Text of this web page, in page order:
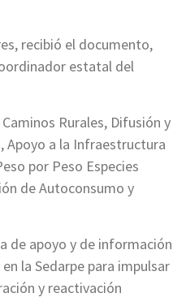
recibió el documento,
estatal del
Rurales, Difusión y
Apoyo a la Infraestructura
por Peso Especies
de Autoconsumo y
de apoyo y de información
la Sedarpe para impulsar
y reactivación